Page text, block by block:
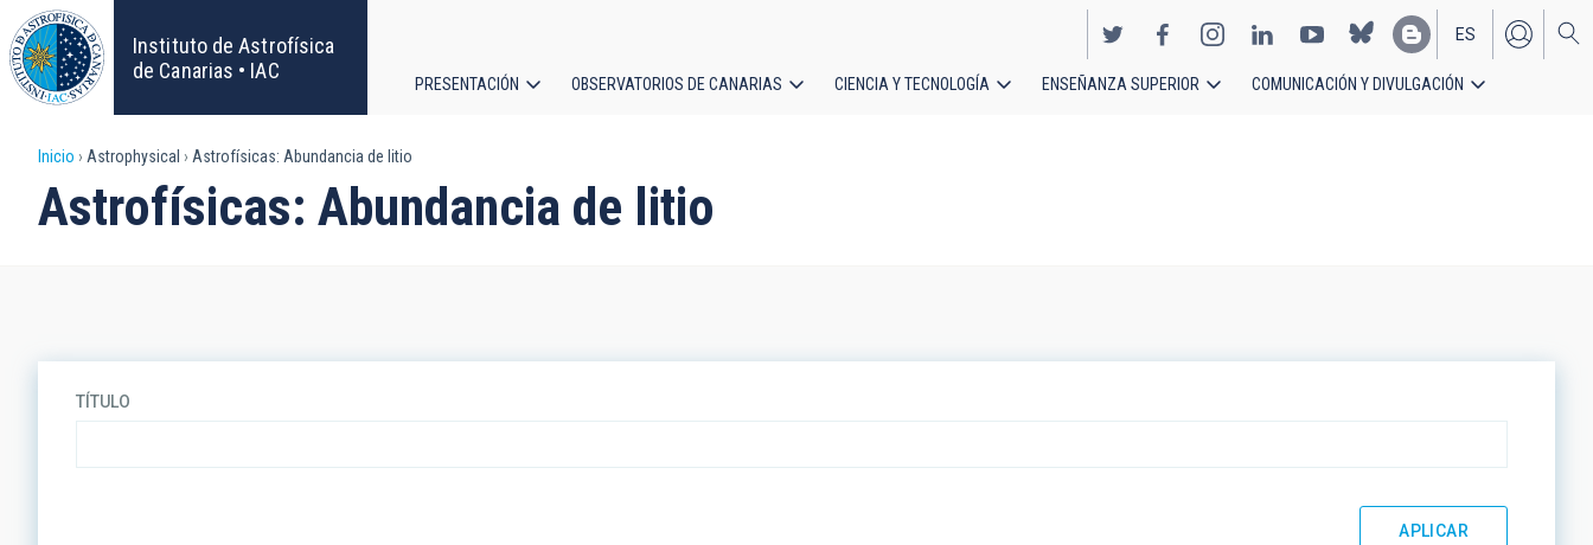
Pasar
al
contenido
principal
Instituto de Astrofísica
de Canarias • IAC
EN
ES
principal
PRESENTACIÓN OBSERVATORIOS DE CANARIAS CIENCIA Y TECNOLOGÍA ENSEÑANZA SUPERIOR COMUNICACIÓN Y DIVULGACIÓN
Sobrescribir
enlaces
Inicio Astrophysical Astrofísicas: Abundancia de litio
Astrofísicas: Abundancia de litio
TÍTULO